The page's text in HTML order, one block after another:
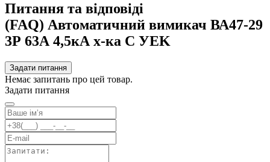
Питання та відповіді
(FAQ) Автоматичний вимикач ВА47-29
3Р 63А 4,5кА х-ка С УEK
Задати питання
Немає запитань про цей товар.
Задати питання